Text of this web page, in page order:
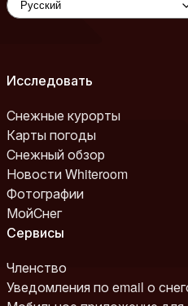
Исследовать
Снежные курорты
Карты погоды
Снежный обзор
Новости Whiteroom
Фотографии
МойСнег
Сервисы
Членство
Уведомления по email о